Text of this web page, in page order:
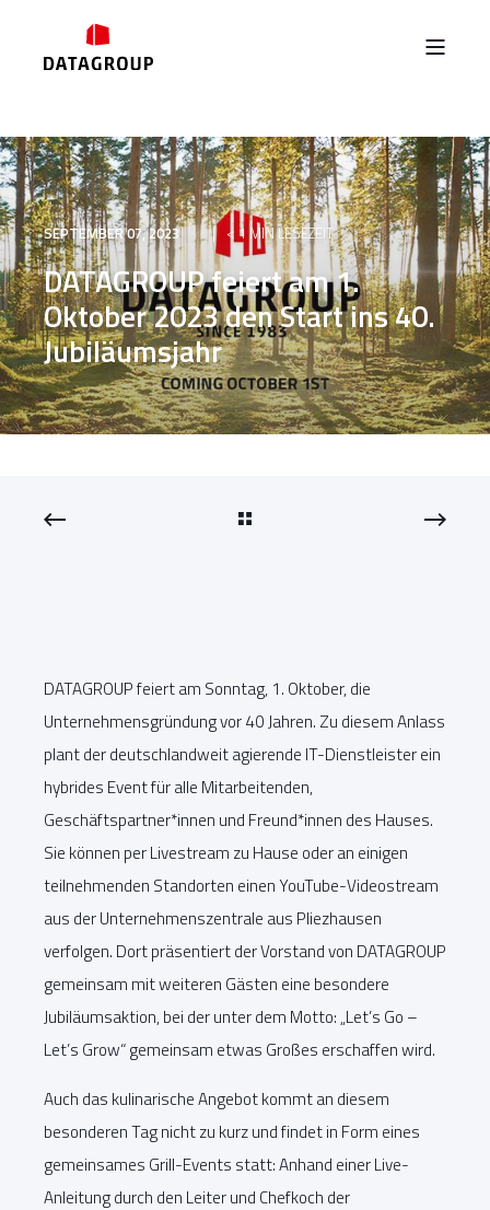
SEPTEMBER 07, 2023 < 1 MIN LESEZEIT
DATAGROUP feiert am 1.
Oktober 2023 den Start ins 40.
Jubiläumsjahr
DATAGROUP feiert am Sonntag, 1. Oktober, die
Unternehmensgründung vor 40 Jahren. Zu diesem Anlass
plant der deutschlandweit agierende IT-Dienstleister ein
hybrides Event für alle Mitarbeitenden,
Geschäftspartner*innen und Freund*innen des Hauses.
Sie können per Livestream zu Hause oder an einigen
teilnehmenden Standorten einen YouTube-Videostream
aus der Unternehmenszentrale aus Pliezhausen
verfolgen. Dort präsentiert der Vorstand von DATAGROUP
gemeinsam mit weiteren Gästen eine besondere
Jubiläumsaktion, bei der unter dem Motto: „Let’s Go –
Let’s Grow“ gemeinsam etwas Großes erschaffen wird.
Auch das kulinarische Angebot kommt an diesem
besonderen Tag nicht zu kurz und findet in Form eines
gemeinsames Grill-Events statt: Anhand einer Live-
Anleitung durch den Leiter und Chefkoch der